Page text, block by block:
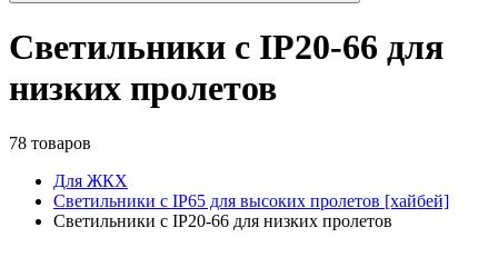
Светильники с IP20-66 для
низких пролетов
78 товаров
Для ЖКХ
Светильники с IP65 для высоких пролетов [хайбей]
Светильники с IP20-66 для низких пролетов